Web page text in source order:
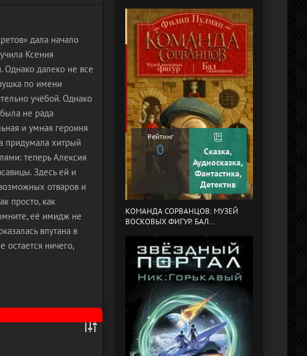
дала начало
Ксения
далеко не все
по имени
учёбой. Однако
не рада
и умная героиня
придумала хитрый
теперь Алексия
Здесь ей и
отваров и
просто, как
её имидж не
впутана в
ничего,
Рейтинг
0
Сказка,
Аудиосказка,
Фантастика,
Детектив
КОМАНДА СОРВАНЦОВ: МУЗЕЙ
ВОСКОВЫХ ФИГУР. БАЛ